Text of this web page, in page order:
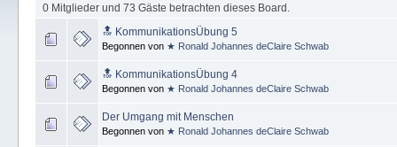
0 Mitglieder und 73 Gäste betrachten dieses Board.
🔝 KommunikationsÜbung 5
Begonnen von ★ Ronald Johannes deClaire Schwab
🔝 KommunikationsÜbung 4
Begonnen von ★ Ronald Johannes deClaire Schwab
Der Umgang mit Menschen
Begonnen von ★ Ronald Johannes deClaire Schwab